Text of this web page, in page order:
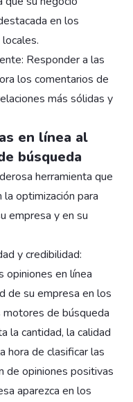
en los
Responder a las
los comentarios de
más sólidas y
en línea al
búsqueda
herramienta que
optimización para
empresa y en su
y credibilidad:
opiniones en línea
de su empresa en los
de búsqueda
la cantidad, la calidad
hora de clasificar las
de opiniones positivas
aparezca en los